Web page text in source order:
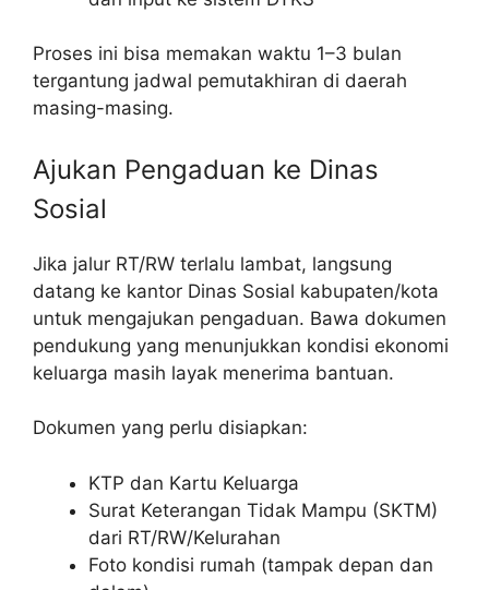
Proses ini bisa memakan waktu 1–3 bulan
tergantung jadwal pemutakhiran di daerah
masing-masing.
Ajukan Pengaduan ke Dinas
Sosial
Jika jalur RT/RW terlalu lambat, langsung
datang ke kantor Dinas Sosial kabupaten/kota
untuk mengajukan pengaduan. Bawa dokumen
pendukung yang menunjukkan kondisi ekonomi
keluarga masih layak menerima bantuan.
Dokumen yang perlu disiapkan:
KTP dan Kartu Keluarga
Surat Keterangan Tidak Mampu (SKTM)
dari RT/RW/Kelurahan
Foto kondisi rumah (tampak depan dan